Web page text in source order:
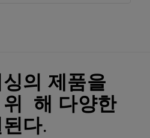
의 제품을
위 해 다양한
다.